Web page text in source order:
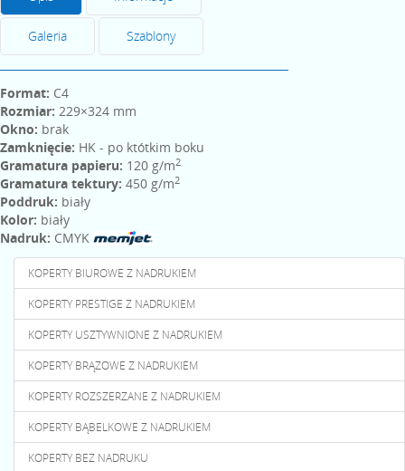
Galeria Szablony
Format: C4
Rozmiar: 229×324 mm
Okno: brak
Zamknięcie: HK - po któtkim boku
Gramatura papieru: 120 g/m2
Gramatura tektury: 450 g/m2
Poddruk: biały
Kolor: biały
Nadruk: CMYK
KOPERTY BIUROWE Z NADRUKIEM
KOPERTY PRESTIGE Z NADRUKIEM
KOPERTY USZTYWNIONE Z NADRUKIEM
KOPERTY BRĄZOWE Z NADRUKIEM
KOPERTY ROZSZERZANE Z NADRUKIEM
KOPERTY BĄBELKOWE Z NADRUKIEM
KOPERTY BEZ NADRUKU